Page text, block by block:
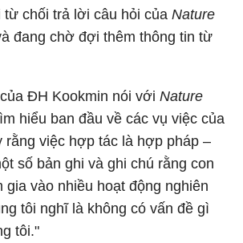
từ chối trả lời câu hỏi của Nature
đang chờ đợi thêm thông tin từ
ĐH Kookmin nói với Nature
hiểu ban đầu về các vụ việc của
rằng việc hợp tác là hợp pháp –
số bản ghi và ghi chú rằng con
gia vào nhiều hoạt động nghiên
tôi nghĩ là không có vấn đề gì
tôi."